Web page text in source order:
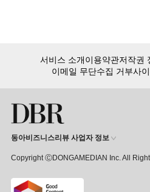
15,000여 건의 DBR 콘텐츠를
서비스 소개이용약관저작권
이메일 무단수집 거부사
동아비즈니스리뷰 사업자 정보
Copyright ⒸDONGAMEDIAN Inc. All